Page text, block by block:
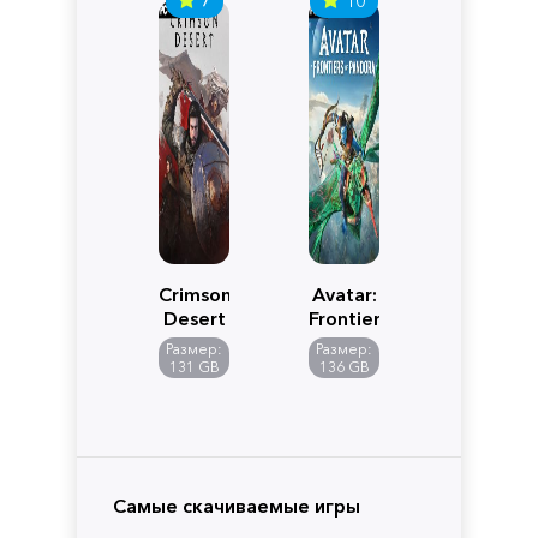
Crimson
Desert
Размер:
131 GB
Avatar:
Frontiers
of
Pandora
Размер:
136 GB
Самые скачиваемые игры